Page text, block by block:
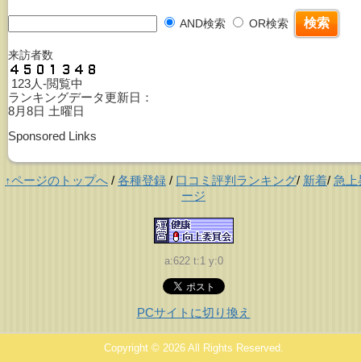
AND検索 OR検索
来訪者数
123人-閲覧中
ランキングデータ更新日：
8月8日 土曜日
Sponsored Links
↑ページのトップへ / 各種登録 / 口コミ評判ランキング/ 新着/ 急上
ージ
a:622 t:1 y:0
PCサイトに切り換え
Copyright © 2026 All Rights Reserved.